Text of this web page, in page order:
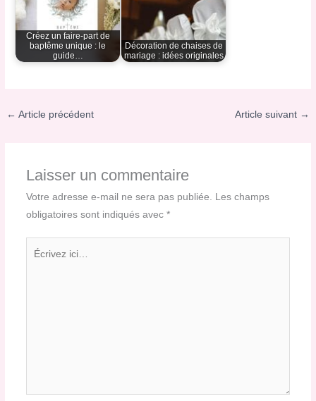
Créez un faire-part de
baptême unique : le
guide…
Décoration de chaises de
mariage : idées originales
← Article précédent Article suivant →
Laisser un commentaire
Votre adresse e-mail ne sera pas publiée.
Les champs
obligatoires sont indiqués avec *
Écrivez